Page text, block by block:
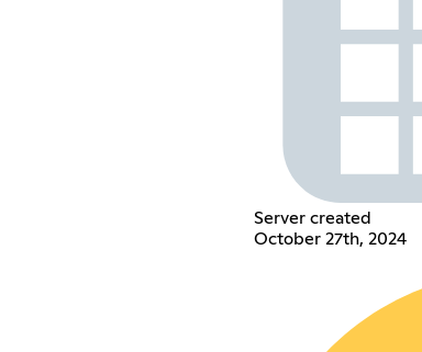
Server created
October 27th, 2024